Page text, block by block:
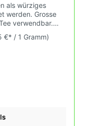
als würziges
werden. Grosse
verwendbar.
biodynamische
In kleinen
€* / 1 Gramm)